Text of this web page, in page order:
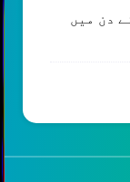
دن میں